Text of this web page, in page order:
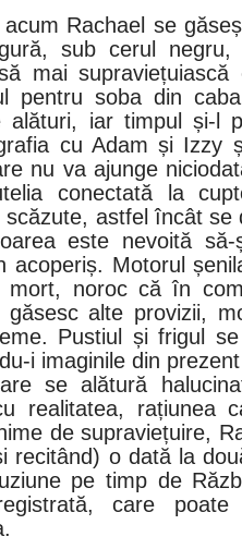
acum Rachael se
sub cerul negru,
mai supraviețuiască
pentru soba din
alături, iar timpul și-l
cu Adam și Izzy
nu va ajunge
conectată la
scăzute, astfel încât se
este nevoită să-
acoperiș. Motorul
mort, noroc că în
găsesc alte provizii,
Pustiul și frigul
i imaginile din
se alătură
realitatea, rațiunea
de supraviețuire,
recitând) o dată la
pe timp de
care